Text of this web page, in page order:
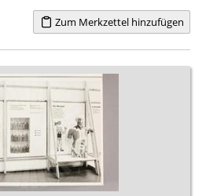
Zum Merkzettel hinzufügen